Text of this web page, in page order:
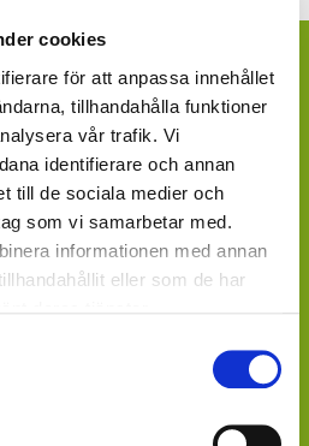
cookies
för att anpassa innehållet
tillhandahålla funktioner
vår trafik. Vi
identifierare och annan
till de sociala medier och
som vi samarbetar med.
informationen med annan
eller som de har
OCH VILL FINNA
där du köper dina växter.
säsong tillgängliga att
nätverk av återförsäljare
Granngården,
Dagligvaruhandelskedjorna